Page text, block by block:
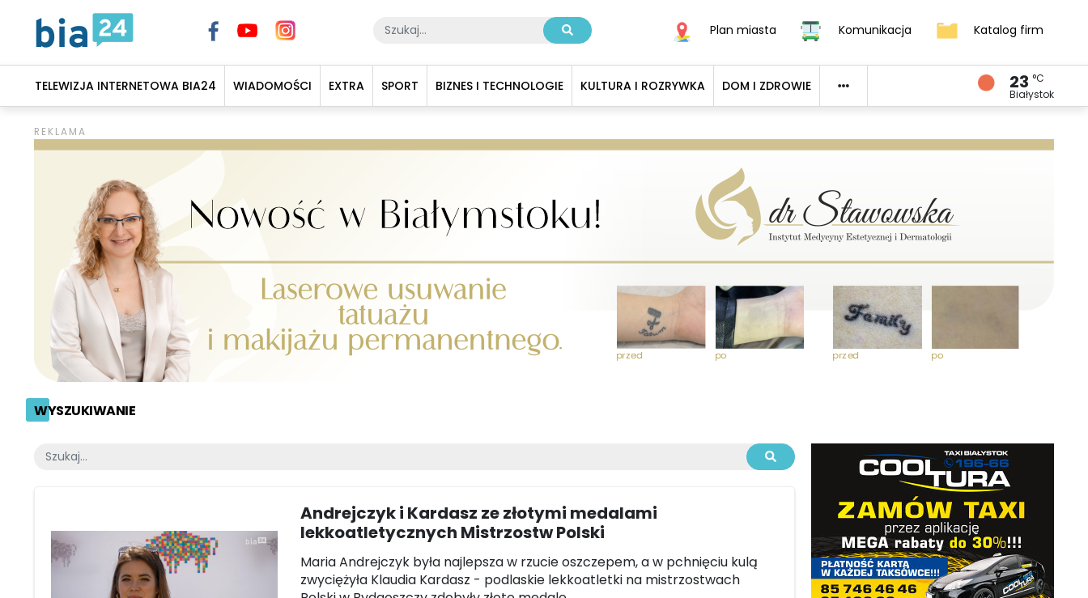
Plan miasta Komunikacja Katalog firm
TELEWIZJA INTERNETOWA BIA24 WIADOMOŚCI EXTRA SPORT BIZNES I TECHNOLOGIE KULTURA I ROZRYWKA DOM I ZDROWIE 23 °C
Białystok
WYSZUKIWANIE
Andrejczyk i Kardasz ze złotymi medalami
lekkoatletycznych Mistrzostw Polski
Maria Andrejczyk była najlepsza w rzucie oszczepem, a w pchnięciu kulą
zwyciężyła Klaudia Kardasz - podlaskie lekkoatletki na mistrzostwach